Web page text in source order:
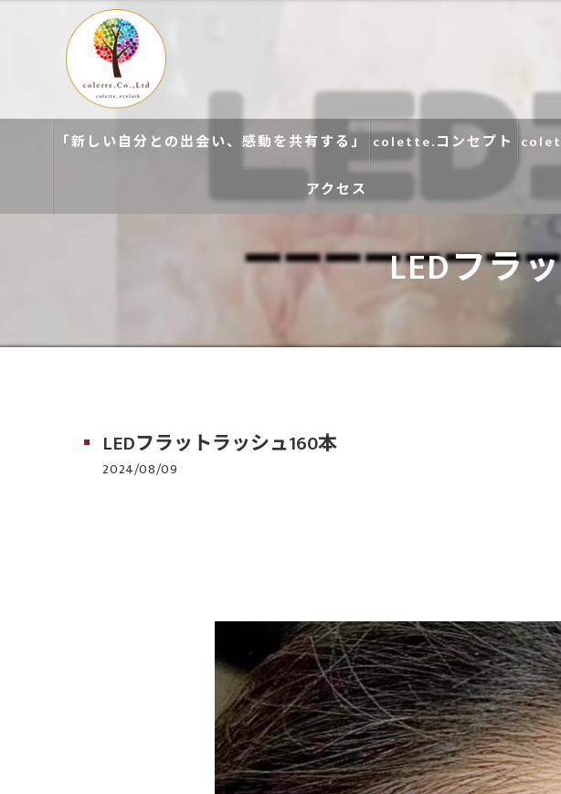
「新しい自分との出会い、感動を共有する」 colette.コンセプト
アクセス
LEDフラ
LEDフラットラッシュ160本
2024/08/09